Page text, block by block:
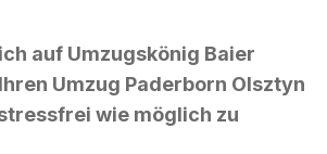
auf Umzugskönig Baier
Umzug Paderborn Olsztyn
wie möglich zu